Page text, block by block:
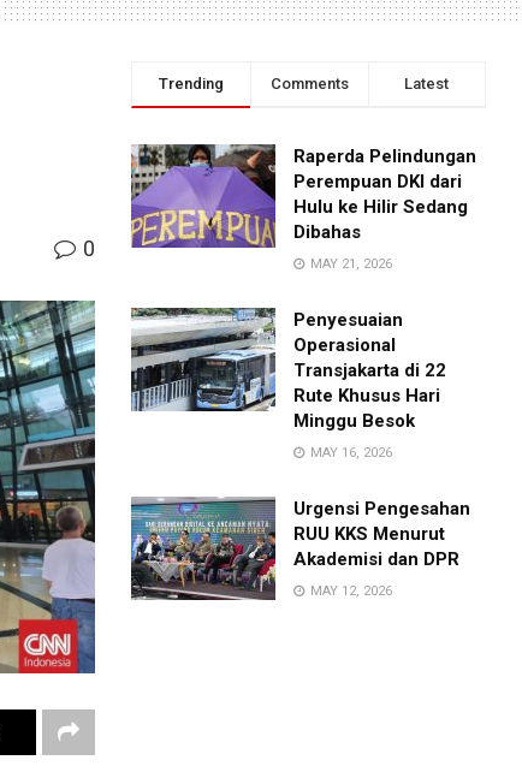
0
Trending Comments Latest
Raperda Pelindungan
Perempuan DKI dari
Hulu ke Hilir Sedang
Dibahas
MAY 21, 2026
Penyesuaian
Operasional
Transjakarta di 22
Rute Khusus Hari
Minggu Besok
MAY 16, 2026
Urgensi Pengesahan
RUU KKS Menurut
Akademisi dan DPR
MAY 12, 2026